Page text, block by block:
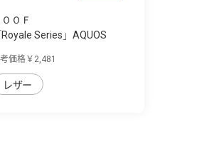
ＯＯＦ
Royale Series」AQUOS
価格￥2,481
レザー